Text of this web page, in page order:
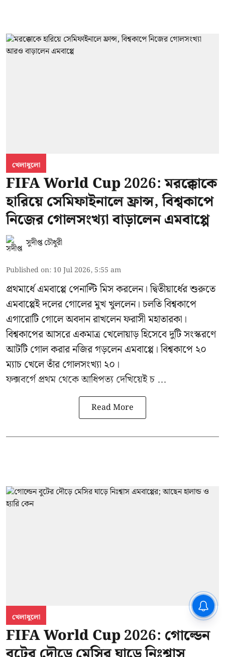
খেলাধুলো
FIFA World Cup 2026: মরক্কোকে
হারিয়ে সেমিফাইনালে ফ্রান্স, বিশ্বকাপে
নিজের গোলসংখ্যা বাড়ালেন এমবাপ্পে
সুদীপ্ত চৌধুরী
Published on: 10 Jul 2026, 5:55 am
প্রথমার্ধে এমবাপ্পে পেনাল্টি মিস করলেন। দ্বিতীয়ার্ধের শুরুতে
এমবাপ্পেই দলের গোলের মুখ খুললেন। চলতি বিশ্বকাপে
এগারোটি গোলে অবদান রাখলেন ফরাসী মহাতারকা।
বিশ্বকাপের আসরে একমাত্র খেলোয়াড় হিসেবে দুটি সংস্করণে
আটটি গোল করারনজির গড়লেন এমবাপ্পে। বিশ্বকাপে ২০
ম্যাচ খেলে তাঁর গোলসংখ্যা ২০।
ফক্সবর্গে প্রথম থেকে আধিপত্য দেখিয়েই চ ...
Read More
খেলাধুলো
FIFA World Cup 2026: গোল্ডেন